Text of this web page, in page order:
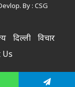
By : CSG
दिल्ली
विचार
Us